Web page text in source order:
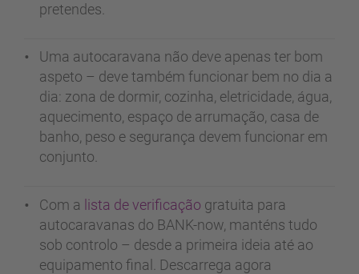
pretendes.
Uma autocaravana não deve apenas ter bom
aspeto – deve também funcionar bem no dia a
dia: zona de dormir, cozinha, eletricidade, água,
aquecimento, espaço de arrumação, casa de
banho, peso e segurança devem funcionar em
conjunto.
Com a lista de verificação gratuita para
autocaravanas do BANK-now, manténs tudo
sob controlo – desde a primeira ideia até ao
equipamento final. Descarrega agora